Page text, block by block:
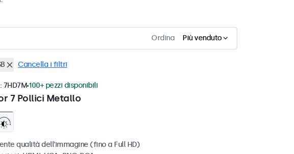
Ordina Più venduto
Cancella i filtri
7 Pollici Metallo
7HD7M 100+ pezzi disponibili
qualità dell'immagine (fino a Full HD)